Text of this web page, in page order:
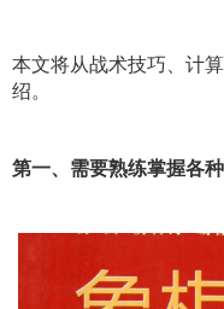
本文将从战术技巧、计
绍。
第一、需要熟练掌握各